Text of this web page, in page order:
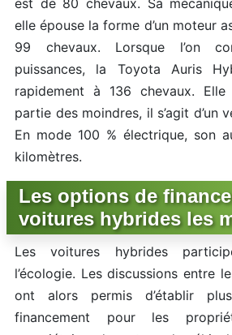
est de 80 chevaux. Sa
elle épouse la forme d’un moteur
99 chevaux. Lorsque l’on
puissances, la Toyota Auris
rapidement à 136 chevaux.
partie des moindres, il s’agit d’un
En mode 100 % électrique, son
kilomètres.
Les options de
voitures hybrides les
Les voitures hybrides
l’écologie. Les discussions entre
ont alors permis d’établir
financement pour les